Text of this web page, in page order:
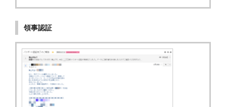
領事認証